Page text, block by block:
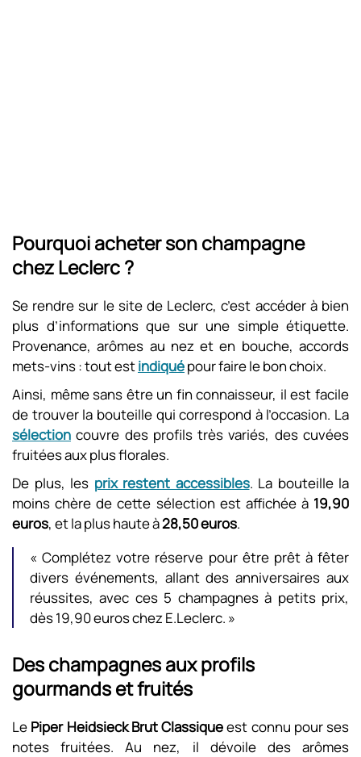
Pourquoi acheter son champagne
chez Leclerc ?
Se rendre sur le site de Leclerc, c’est accéder à bien
plus d’informations que sur une simple étiquette.
Provenance, arômes au nez et en bouche, accords
mets-vins : tout estindiquépour faire le bon choix.
Ainsi, même sans être un fin connaisseur, il est facile
de trouver la bouteille qui correspond à l’occasion. La
sélection couvre des profils très variés, des cuvées
fruitées aux plus florales.
De plus, les prix restent accessibles. La bouteille la
moins chère de cette sélection est affichée à 19,90
euros, et la plus haute à28,50 euros.
« Complétez votre réserve pour être prêt à fêter
divers événements, allant des anniversaires aux
réussites, avec ces 5 champagnes à petits prix,
dès 19,90 euros chez E.Leclerc. »
Des champagnes aux profils
gourmands et fruités
Le Piper Heidsieck Brut Classiqueest connu pour ses
notes fruitées. Au nez, il dévoile des arômes